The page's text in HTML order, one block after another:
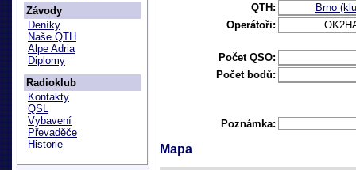
Závody
Deníky
Naše QTH
Alpe Adria
Diplomy
Radioklub
Kontakty
QSL
Vybavení
Převaděče
Historie
QTH:
Brno
Operátoři:
Počet QSO:
Počet bodů:
Poznámka:
Mapa